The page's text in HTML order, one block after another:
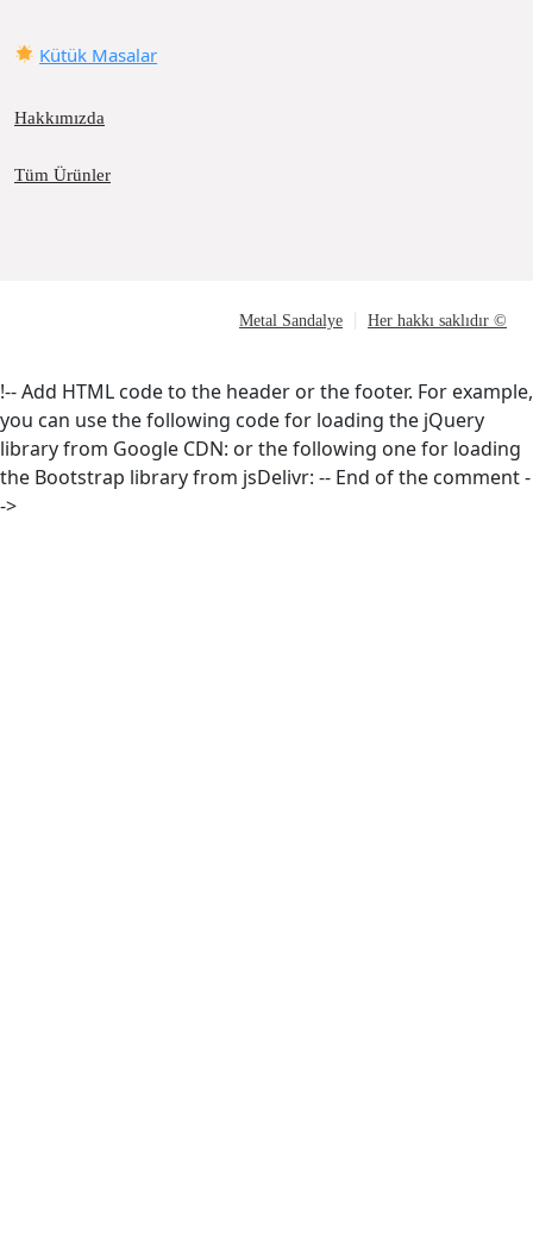
Kütük Masalar
Hakkımızda
Tüm Ürünler
Metal Sandalye Her hakkı saklıdır ©
!-- Add HTML code to the header or the footer. For example,
you can use the following code for loading the jQuery
library from Google CDN: or the following one for loading
the Bootstrap library from jsDelivr: -- End of the comment -
->